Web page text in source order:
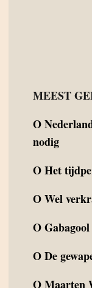
MEEST
O
nodig
OHet
OWel
OGabagool
ODe
OMaarten